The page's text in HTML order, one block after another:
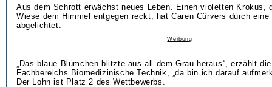
Aus dem Schrott erwächst neues Leben. Einen violetten Krokus,
Wiese dem Himmel entgegen reckt, hat Caren Cürvers durch
abgelichtet.
Werbung
„Das blaue Blümchen blitzte aus all dem Grau heraus“, erzählt
Fachbereichs Biomedizinische Technik, „da bin ich darauf
Der Lohn ist Platz 2 des Wettbewerbs.